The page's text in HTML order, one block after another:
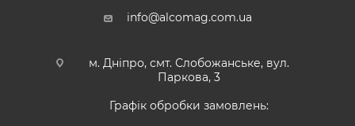
info@alcomag.com.ua
м. Дніпро, смт. Слобожанське, вул.
Паркова, 3
Графік обробки замовлень: